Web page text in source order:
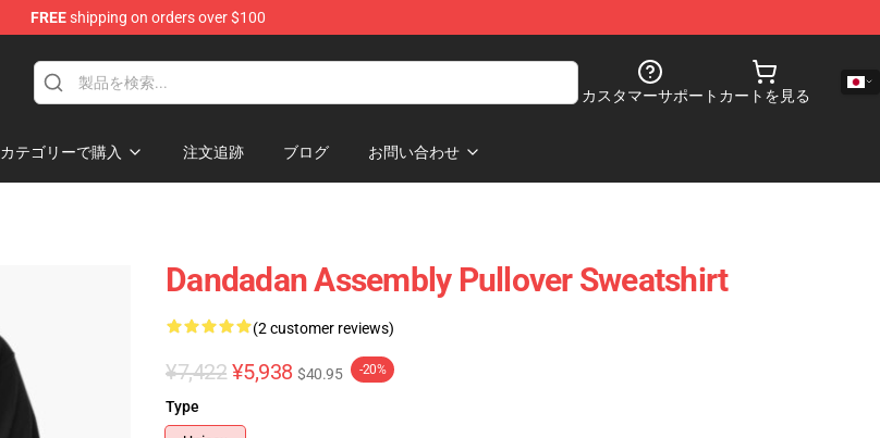
FREEshipping on orders over $100
カスタマーサポート カートを見る
カテゴリーで購入 注文追跡 ブログ お問い合わせ
Dandadan Assembly Pullover Sweatshirt
(2 customer reviews)
¥7,422 ¥5,938 $40.95 -20%
Type